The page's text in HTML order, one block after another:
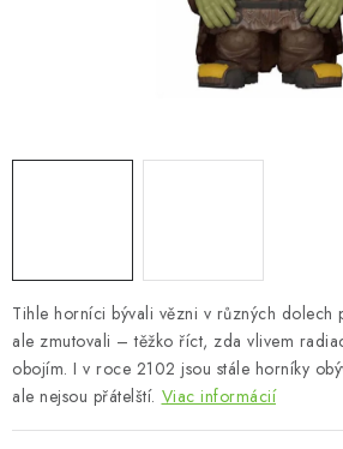
Tihle horníci bývali vězni v různých dolech
ale zmutovali – těžko říct, zda vlivem
obojím. I v roce 2102 jsou stále horníky
ale nejsou přátelští. Viac informácií